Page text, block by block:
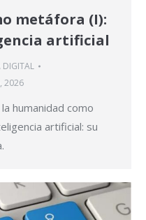
metáfora (I):
artificial
DIGITAL
2026
humanidad como
artificial: su